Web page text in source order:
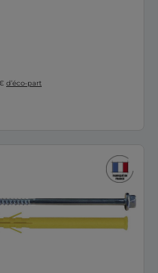
d’éco-part